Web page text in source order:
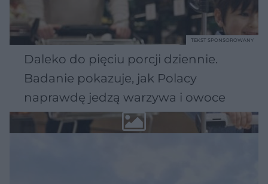
Daleko do pięciu porcji dziennie.
Badanie pokazuje, jak Polacy
naprawdę jedzą warzywa i owoce
TEKST SPONSOROWANY